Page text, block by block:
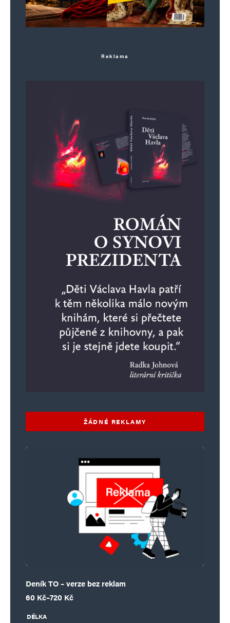
Reklama
ŽÁDNÉ REKLAMY
Deník TO – verze bez reklam
60 Kč–720 Kč
Rozpětí cen: 60 Kč až 720 Kč
DÉLKA